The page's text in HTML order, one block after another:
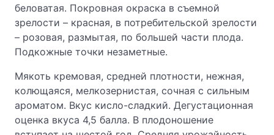
беловатая. Покровная окраска в съемной
зрелости – красная, в потребительской зрелости
– розовая, размытая, по большей части плода.
Подкожные точки незаметные.
Мякоть кремовая, средней плотности, нежная,
колющаяся, мелкозернистая, сочная с сильным
ароматом. Вкус кисло-сладкий. Дегустационная
оценка вкуса 4,5 балла. В плодоношение